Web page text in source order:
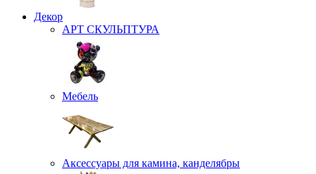
Декор
АРТ СКУЛЬПТУРА
Мебель
Аксессуары для камина, канделябры